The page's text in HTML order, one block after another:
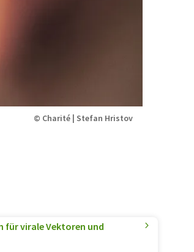
© Charité | Stefan Hristov
für virale Vektoren und